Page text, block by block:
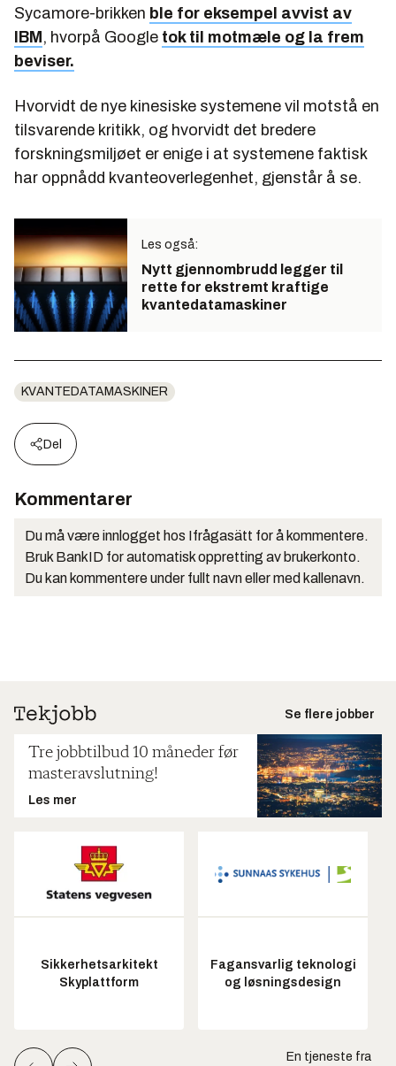
Sycamore-brikken ble for eksempel avvist av
IBM , hvorpå Google tok til motmæle og la frem
beviser.
Hvorvidt de nye kinesiske systemene vil motstå en
tilsvarende kritikk, og hvorvidt det bredere
forskningsmiljøet er enige i at systemene faktisk
har oppnådd kvanteoverlegenhet, gjenstår å se.
Les også:
Nytt gjennombrudd legger til
rette for ekstremt kraftige
kvantedatamaskiner
KVANTEDATAMASKINER
Del
Kommentarer
Du må være innlogget hos Ifrågasätt for å kommentere.
Bruk BankID for automatisk oppretting av brukerkonto.
Du kan kommentere under fullt navn eller med kallenavn.
Se flere jobber
Tre jobbtilbud 10 måneder før
masteravslutning!
Les mer
Sikkerhetsarkitekt
Skyplattform
Fagansvarlig teknologi
og løsningsdesign
En tjeneste fra